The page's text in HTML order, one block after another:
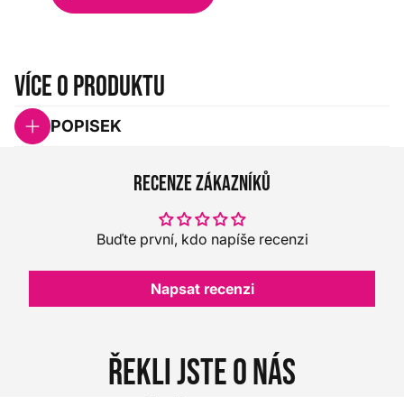
Více o produktu
POPISEK
Recenze zákazníků
Buďte první, kdo napíše recenzi
Napsat recenzi
Řekli jste o nás